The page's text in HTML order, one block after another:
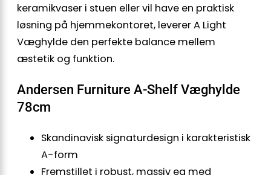
keramikvaser i stuen eller vil have en praktisk
løsning på hjemmekontoret, leverer A Light
Væghylde den perfekte balance mellem
æstetik og funktion.
Andersen Furniture A-Shelf Væghylde
78cm
Skandinavisk signaturdesign i karakteristisk
A-form
Fremstillet i robust, massiv eg med